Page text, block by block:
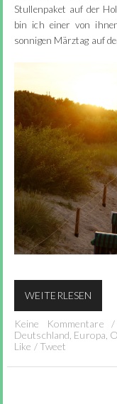
Stullenpaket auf der
bin ich einer von
sonnigen Märztag auf
WEITERLESEN
Keine Kommentare
Deutschland Europa
Like / Tweet